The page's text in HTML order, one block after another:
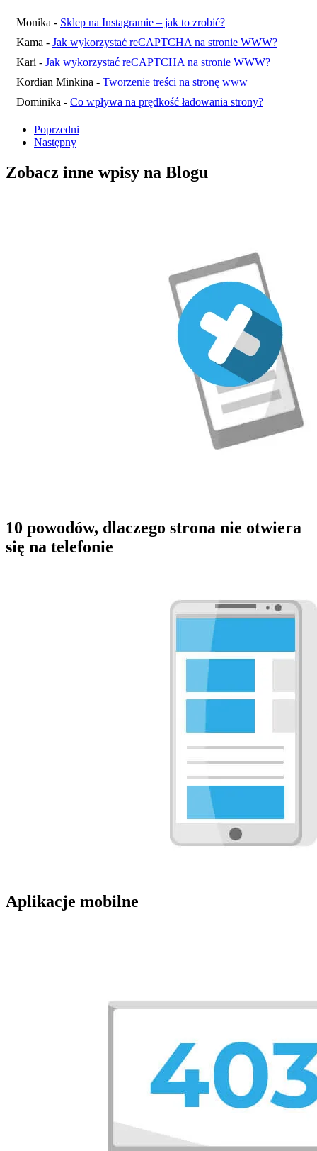
Monika - Sklep na Instagramie – jak to zrobić?
Kama - Jak wykorzystać reCAPTCHA na stronie WWW?
Kari - Jak wykorzystać reCAPTCHA na stronie WWW?
Kordian Minkina - Tworzenie treści na stronę www
Dominika - Co wpływa na prędkość ładowania strony?
Poprzedni
Następny
Zobacz inne wpisy na Blogu
10 powodów, dlaczego strona nie otwiera
się na telefonie
Aplikacje mobilne